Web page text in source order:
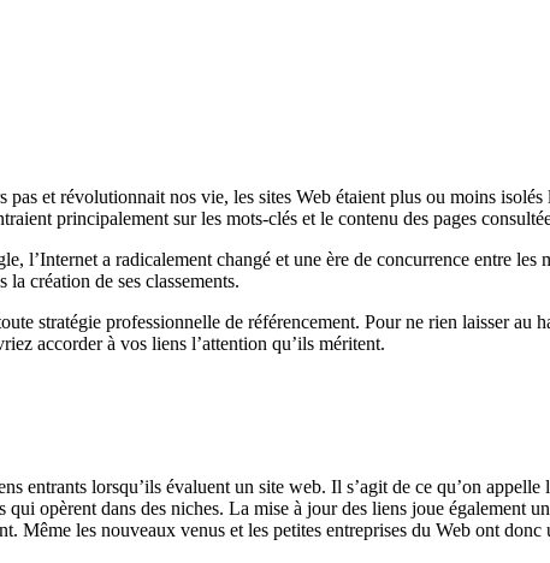
et révolutionnait nos vie, les sites Web étaient plus ou moins
principalement sur les mots-clés et le contenu des pages
l’Internet a radicalement changé et une ère de concurrence entre
création de ses classements.
stratégie professionnelle de référencement. Pour ne rien laisser au
accorder à vos liens l’attention qu’ils méritent.
entrants lorsqu’ils évaluent un site web. Il s’agit de ce qu’on appelle
opèrent dans des niches. La mise à jour des liens joue également
Même les nouveaux venus et les petites entreprises du Web ont